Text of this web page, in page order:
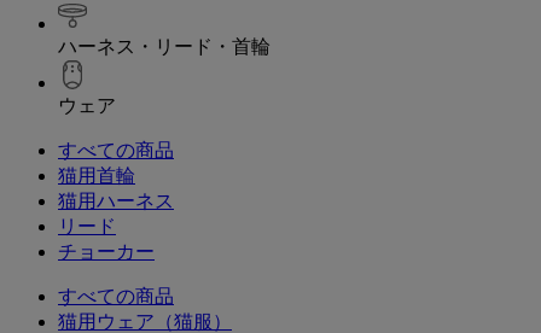
ハーネス・リード・首輪
ウェア
すべての商品
猫用首輪
猫用ハーネス
リード
チョーカー
すべての商品
猫用ウェア（猫服）